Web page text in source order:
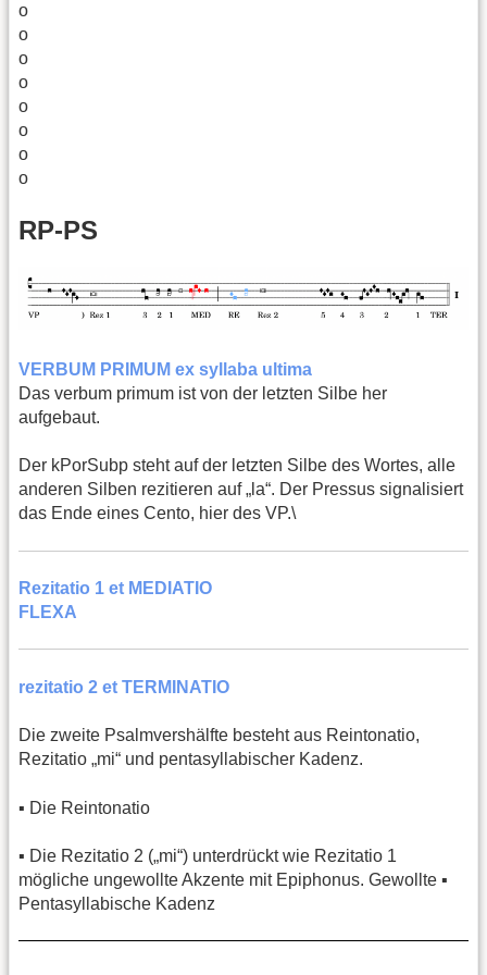
o
o
o
o
o
o
o
o
RP-PS
VERBUM PRIMUM ex syllaba ultima
Das verbum primum ist von der letzten Silbe her
aufgebaut.
Der kPorSubp steht auf der letzten Silbe des Wortes, alle
anderen Silben rezitieren auf „la“. Der Pressus signalisiert
das Ende eines Cento, hier des VP.\
Rezitatio 1 et MEDIATIO
FLEXA
rezitatio 2 et TERMINATIO
Die zweite Psalmvershälfte besteht aus Reintonatio,
Rezitatio „mi“ und pentasyllabischer Kadenz.
▪️ Die Reintonatio
▪️ Die Rezitatio 2 („mi“) unterdrückt wie Rezitatio 1
mögliche ungewollte Akzente mit Epiphonus. Gewollte ▪️
Pentasyllabische Kadenz